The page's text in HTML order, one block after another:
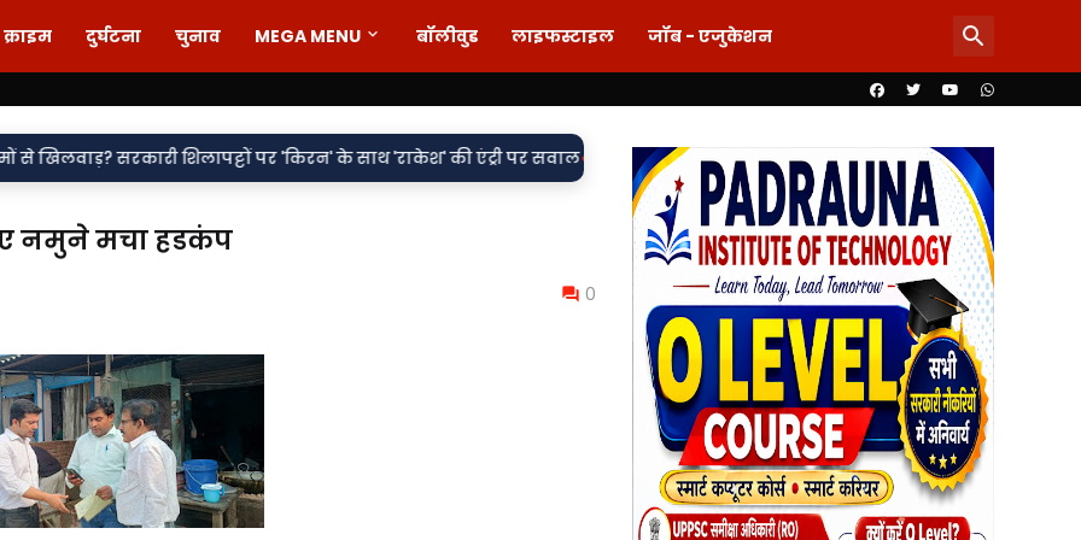
क्राइम दुर्घटना चुनाव MEGA MENU बॉलीवुड लाइफस्टाइल जॉब - एजुकेशन
शिलापट्टों पर 'किरन' के साथ 'राकेश' की एंट्री पर सवाल• वर्दी पर दाग! लड़की-शराब की मांग और महिला से बदसलूकी के आरोप में दो
नमुने मचा हडकंप
0